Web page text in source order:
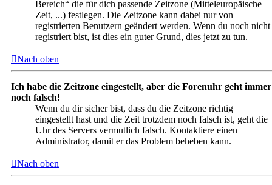
Bereich“ die für dich passende Zeitzone (Mitteleuropäische
Zeit, ...) festlegen. Die Zeitzone kann dabei nur von
registrierten Benutzern geändert werden. Wenn du noch nicht
registriert bist, ist dies ein guter Grund, dies jetzt zu tun.
Nach oben
Ich habe die Zeitzone eingestellt, aber die Forenuhr geht immer
noch falsch!
Wenn du dir sicher bist, dass du die Zeitzone richtig
eingestellt hast und die Zeit trotzdem noch falsch ist, geht die
Uhr des Servers vermutlich falsch. Kontaktiere einen
Administrator, damit er das Problem beheben kann.
Nach oben